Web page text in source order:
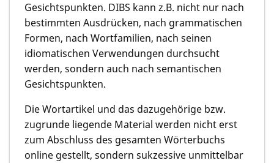
Gesichtspunkten. DIBS kann z.B. nicht nur nach
bestimmten Ausdrücken, nach grammatischen
Formen, nach Wortfamilien, nach seinen
idiomatischen Verwendungen durchsucht
werden, sondern auch nach semantischen
Gesichtspunkten.
Die Wortartikel und das dazugehörige bzw.
zugrunde liegende Material werden nicht erst
zum Abschluss des gesamten Wörterbuchs
online gestellt, sondern sukzessive unmittelbar